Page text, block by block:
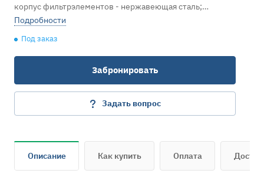
корпус фильтрэлементов - нержавеющая сталь;
прокладки - резина вакуумная;
Класс фильтров - Н13 по ГОСТ Р 51251-99.
“Н” - патрубок нижний.
ПФТС-500/200 – без корпуса.
Подробности
Под заказ
Забронировать
Задать вопрос
Описание Как купить Оплата